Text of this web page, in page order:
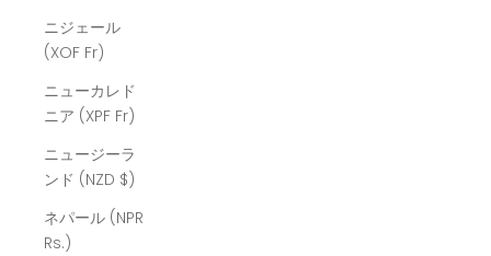
ニジェール
(XOF Fr)
ニューカレド
ニア (XPF Fr)
ニュージーラ
ンド (NZD $)
ネパール (NPR
Rs.)